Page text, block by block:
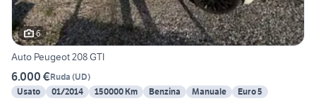
6
Auto Peugeot 208 GTI
6.000 €Ruda (UD)
Usato
01/2014 150000 Km Benzina Manuale
Euro 5